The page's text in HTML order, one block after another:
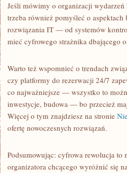
Jeśli mówimy o organizacji
trzeba również pomyśleć o
rozwiązania IT — od systemów
mieć cyfrowego strażnika dbającego
Warto też wspomnieć o trendach
czy platformy do rezerwacji 24/7
co najważniejsze — wszystko to
inwestycje, budowa — bo przecież
Więcej o tym znajdziesz na stronie
ofertę nowoczesnych rozwiązań.
Podsumowując: cyfrowa rewolucja
organizatora chcącego wyróżnić się